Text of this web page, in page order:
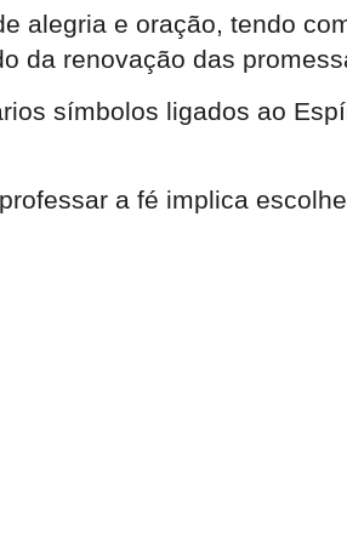
alegria e oração, tendo
da renovação das
símbolos ligados ao
a fé implica